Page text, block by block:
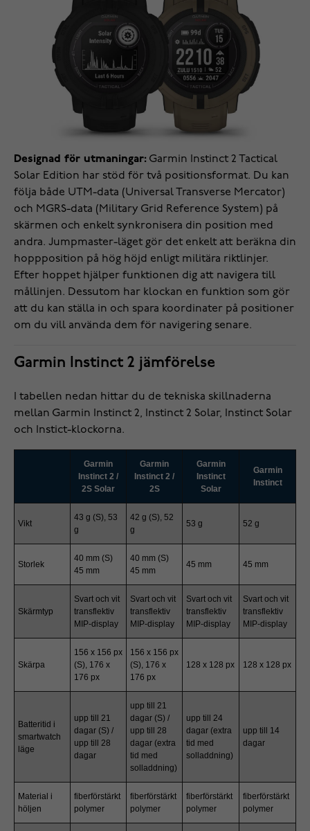
Designad för utmaningar: Garmin Instinct 2 Tactical
Solar Edition har stöd för två positionsformat. Du kan
följa både UTM-data (Universal Transverse Mercator)
och MGRS-data (Military Grid Reference System) på
skärmen och enkelt synkronisera din position med
andra. Jumpmaster-läget gör det enkelt att beräkna din
hoppposition på hög höjd enligt militära riktlinjer.
Efter hoppet hjälper funktionen dig att navigera till
mållinjen. Dessutom har klockan en funktion som gör
att du kan ställa in och spara koordinater på positioner
om du vill använda dem för navigering senare.
Garmin Instinct 2 jämförelse
I tabellen nedan hittar du de tekniska skillnaderna
mellan Garmin Instinct 2, Instinct 2 Solar, Instinct Solar
och Instict-klockorna.
Garmin
Instinct 2 /
2S Solar
Garmin
Instinct 2 /
2S
Garmin
Instinct
Solar
Garmin
Instinct
Vikt
43 g (S), 53
g
42 g (S), 52
g
53 g 52 g
Storlek
40 mm (S)
45 mm
40 mm (S)
45 mm
45 mm 45 mm
Skärmtyp
Svart och vit
transflektiv
MIP-display
Svart och vit
transflektiv
MIP-display
Svart och vit
transflektiv
MIP-display
Svart och vit
transflektiv
MIP-display
Skärpa
156 x 156 px
(S), 176 x
176 px
156 x 156 px
(S), 176 x
176 px
128 x 128 px 128 x 128 px
Batteritid i
smartwatch
läge
upp till 21
dagar (S) /
upp till 28
dagar
upp till 21
dagar (S) /
upp till 28
dagar (extra
tid med
solladdning)
upp till 24
dagar (extra
tid med
solladdning)
upp till 14
dagar
Material i
höljen
fiberförstärkt
polymer
fiberförstärkt
polymer
fiberförstärkt
polymer
fiberförstärkt
polymer